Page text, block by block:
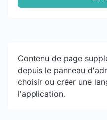
Contenu de page
depuis le panneau
choisir ou créer une
l'application.